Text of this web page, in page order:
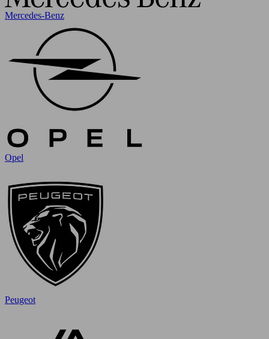
Mercedes-Benz
Opel
Peugeot